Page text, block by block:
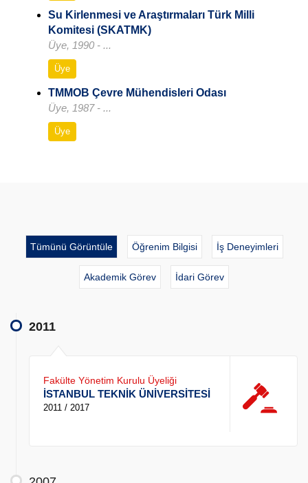
Su Kirlenmesi ve Araştırmaları Türk Milli
Komitesi (SKATMK)
Üye, 1990 - ...
Üye
TMMOB Çevre Mühendisleri Odası
Üye, 1987 - ...
Üye
Tümünü Görüntüle Öğrenim Bilgisi İş Deneyimleri
Akademik Görev İdari Görev
2011
Fakülte Yönetim Kurulu Üyeliği
İSTANBUL TEKNİK ÜNİVERSİTESİ
2011 / 2017